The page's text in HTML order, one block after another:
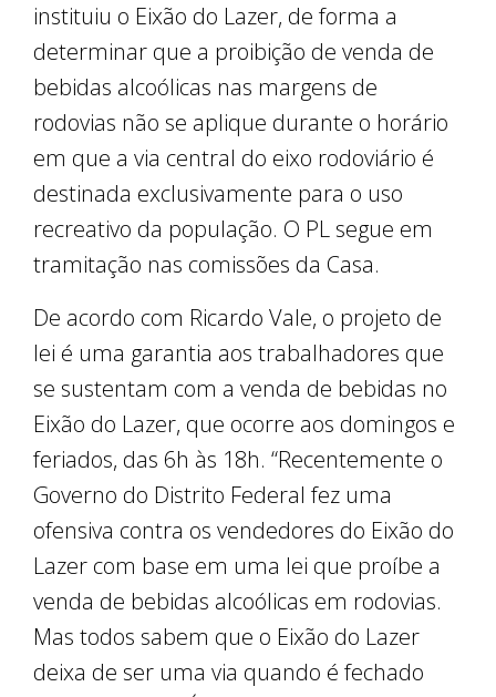
instituiu o Eixão do Lazer, de forma a
determinar que a proibição de venda de
bebidas alcoólicas nas margens de
rodovias não se aplique durante o horário
em que a via central do eixo rodoviário é
destinada exclusivamente para o uso
recreativo da população. O PL segue em
tramitação nas comissões da Casa.
De acordo com Ricardo Vale, o projeto de
lei é uma garantia aos trabalhadores que
se sustentam com a venda de bebidas no
Eixão do Lazer, que ocorre aos domingos e
feriados, das 6h às 18h. “Recentemente o
Governo do Distrito Federal fez uma
ofensiva contra os vendedores do Eixão do
Lazer com base em uma lei que proíbe a
venda de bebidas alcoólicas em rodovias.
Mas todos sabem que o Eixão do Lazer
deixa de ser uma via quando é fechado